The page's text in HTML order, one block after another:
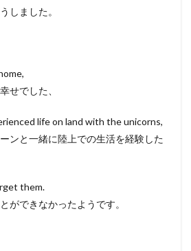
しました。
せでした、
life on land with the unicorns,
ンと一緒に陸上での生活を経験した
them.
ができなかったようです。